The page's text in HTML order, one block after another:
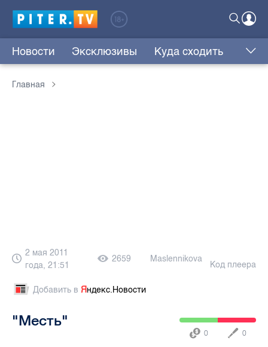
Новости Эксклюзивы Куда сходить
Главная
2 мая 2011
года, 21:51
2659 Maslennikova
Код плеера
Добавить в Яндекс.Новости
"Месть"
0 0